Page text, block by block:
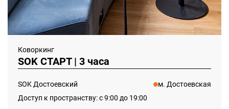
Коворкинг
SOK СТАРТ | 3 часа
SOK Достоевский
м. Достоевская
Доступ к пространству: с 9:00 до 19:00